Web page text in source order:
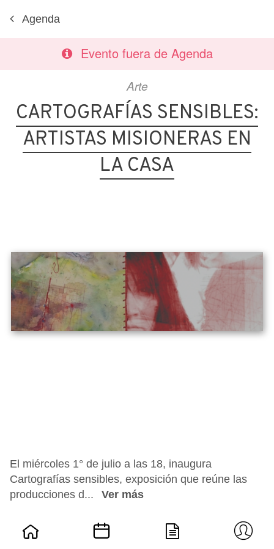
Agenda
Evento fuera de Agenda
Arte
CARTOGRAFÍAS SENSIBLES:
ARTISTAS MISIONERAS EN
LA CASA
El miércoles 1° de julio a las 18, inaugura
Cartografías sensibles, exposición que reúne las
producciones d...
Ver más